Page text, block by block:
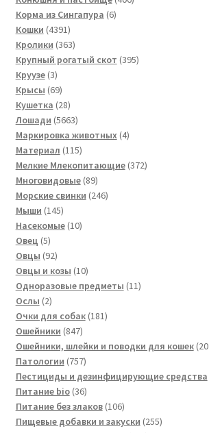
Корма из Сингапура 66
Кошки 43914391
товар
Кролики 363363
товара
Крупный рогатый скот 395395
Круузе 33
товара
Крысы 6969
товаров
Кушетка 2828
товаров
Лошади 56635663
товара
Маркировка животных 44
Материал 115115
товаров
Мелкие Млекопитающие 372372
Многовидовые 8989
товаров
Морские свинки 246246
Мыши 145145
товаров
Насекомые 1010
Овец 55
товаров
Овцы 9292
товара
Овцы и козы 1010
товаров
Одноразовые предметы 1111
Ослы 22
товара
Очки для собак 181181
Ошейники 847847
товаров
Ошейники, шлейки и поводки для кошек
Патологии 757757
товаров
Пестициды и дезинфицирующие средства
Питание bio 3636
товаров
Питание без злаков 106106
товаров
Пищевые добавки и закуски 255255